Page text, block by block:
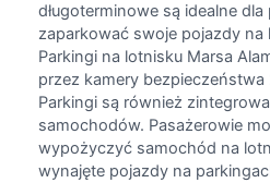
długoterminowe są idealne
zaparkować swoje pojazdy na
Parkingi na lotnisku Marsa
przez kamery
Parkingi są również
samochodów. Pasażerowie
wypożyczyć samochód na
wynajęte pojazdy na